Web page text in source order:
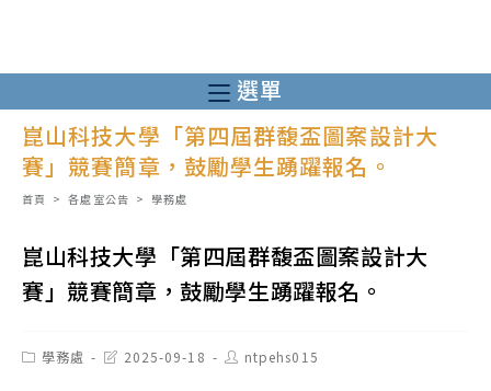
至
主
選單
崑山科技大學「第四屆群馥盃圖案設計大
賽」競賽簡章，鼓勵學生踴躍報名。
首頁 > 各處室公告 > 學務處
崑山科技大學「第四屆群馥盃圖案設計大
賽」競賽簡章，鼓勵學生踴躍報名。
Post學務處
Post2025-09-18
Post
author:
ntpehs015